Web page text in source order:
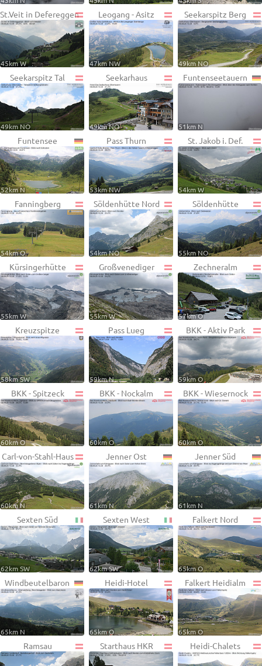
St.Veit in Defereggen
45km W
Leogang - Asitz
47km NW
Seekarspitz Berg
49km NO
Seekarspitz Tal
49km NO
Seekarhaus
49km NO
Funtenseetauern
51km N
Funtensee
52km N
Pass Thurn
53km NW
St. Jakob i. Def.
54km W
Fanningberg
54km O
Söldenhütte Nord
54km NO
Söldenhütte
55km NO
Kürsingerhütte
55km W
Großvenediger
55km W
Zechneralm
57km O
Kreuzspitze
58km SW
Pass Lueg
59km N
BKK - Aktiv Park
59km O
BKK - Spitzeck
60km O
BKK - Nockalm
60km O
BKK - Wiesernock
60km O
Carl-von-Stahl-Haus
60km N
Jenner Ost
61km N
Jenner Süd
61km N
Sexten Süd
62km SW
Sexten West
62km SW
Falkert Nord
65km O
Windbeutelbaron
65km N
Heidi-Hotel
65km O
Falkert Heidialm
65km O
Ramsau Starthaus HKR Heidi-Chalets